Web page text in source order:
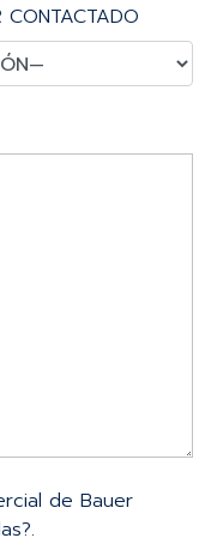
CONTACTADO
de Bauer